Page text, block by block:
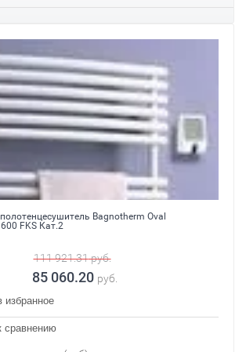
Bagnotherm Oval
FKS Кат.2
111 921.31руб.
85 060.20 руб.
избранное
сравнению